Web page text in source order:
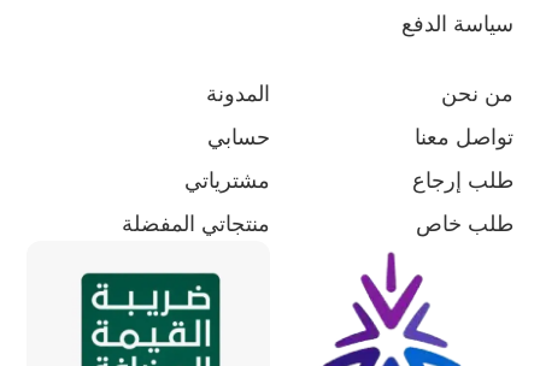
سياسة الدفع
من نحن
تواصل معنا
طلب إرجاع
طلب خاص
المدونة
حسابي
مشترياتي
منتجاتي المفضلة